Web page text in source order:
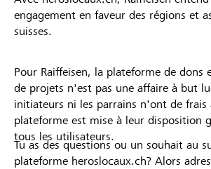
engagement en faveur des régions et
suisses.
Pour Raiffeisen, la plateforme de dons
de projets n'est pas une affaire à but
initiateurs ni les parrains n'ont de frais
plateforme est mise à leur disposition
tous les utilisateurs.
Tu as des questions ou un souhait au
plateforme heroslocaux.ch? Alors